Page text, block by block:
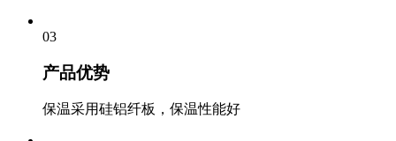
03
产品优势
保温采用硅铝纤板，保温性能好